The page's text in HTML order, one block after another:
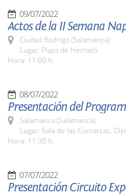
09/07/2022
Actos de la II Semana
Ciudad Rodrigo (Salamanca)
Lugar: Plaza de Herrasti
Hora: 11:00 h.
08/07/2022
Presentación del
Salamanca (Salamanca)
Lugar: Sala de las Comarcas.
Hora: 11:30 h.
07/07/2022
Presentación Circuito